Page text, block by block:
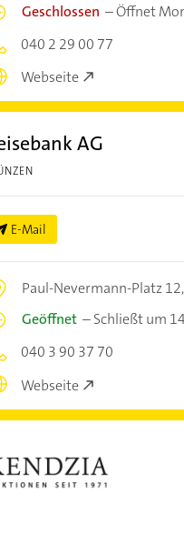
Geschlossen –Öffnet
040 2 29 00 77
Webseite
AG
E-Mail
Paul-Nevermann-Platz 12,
Geöffnet–Schließt um
040 3 90 37 70
Webseite